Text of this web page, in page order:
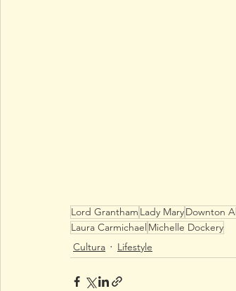
Lord Grantham Lady MaryDownton
Laura Carmichael Michelle Dockery
Cultura
Lifestyle